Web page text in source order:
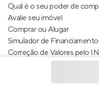
Qual é o seu poder de
Avalie seu imóvel
Comprar ou Alugar
Simulador de
Correção de Valores pelo
Estimativa de valor do